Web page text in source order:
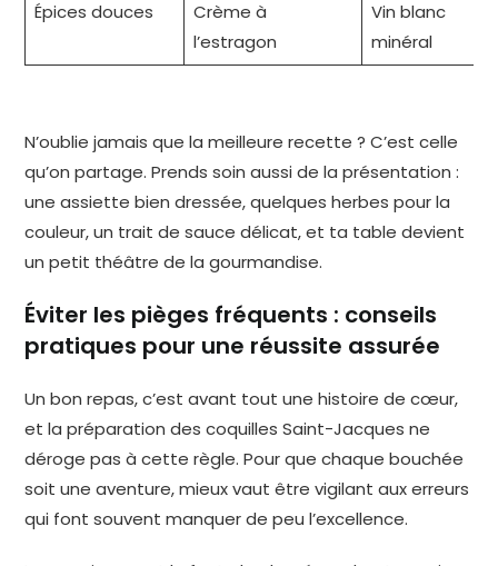
Épices douces
Crème à
l’estragon
Vin blanc
minéral
N’oublie jamais que la meilleure recette ? C’est celle
qu’on partage. Prends soin aussi de la présentation :
une assiette bien dressée, quelques herbes pour la
couleur, un trait de sauce délicat, et ta table devient
un petit théâtre de la gourmandise.
Éviter les pièges fréquents : conseils
pratiques pour une réussite assurée
Un bon repas, c’est avant tout une histoire de cœur,
et la préparation des coquilles Saint-Jacques ne
déroge pas à cette règle. Pour que chaque bouchée
soit une aventure, mieux vaut être vigilant aux erreurs
qui font souvent manquer de peu l’excellence.